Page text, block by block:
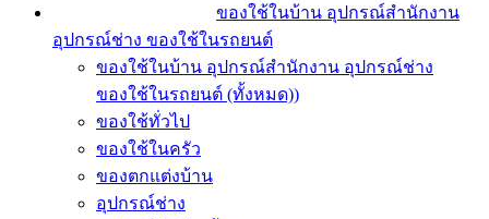
ของใช้ในบ้าน อุปกรณ์สำนักงาน
อุปกรณ์ช่าง ของใช้ในรถยนต์
ของใช้ในบ้าน อุปกรณ์สำนักงาน อุปกรณ์ช่าง
ของใช้ในรถยนต์ (ทั้งหมด))
ของใช้ทั่วไป
ของใช้ในครัว
ของตกแต่งบ้าน
อุปกรณ์ช่าง